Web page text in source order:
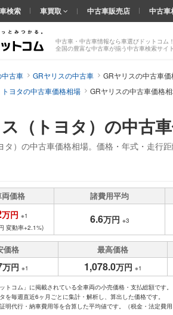
（トヨタ）の中古
タ）の中古車価格相場。価格・年式・走行
中古車・中古車情報なら車選びドットコム！
全国の豊富な中古車が揃う中古車検索サイ
検索 車買取 中古車販売店 中古車
中古車 GRヤリスの中古車
GRヤリスの中古車
トヨタの中古車価格相場 GRヤリスの中古車価格
価格 諸費用平均
万円 ※1
変動率+2.1%)
6.6万円 ※3
価格 最高価格
万円 ※1 1,078.0万円 ※1
トコム」に掲載されている全車両の小売価格・支払総額です。
を毎週直近6ヶ月ごとに集計・解析し、算出した価格です。
明代行・納車費用等を合算した平均値です。（税金・法定費用